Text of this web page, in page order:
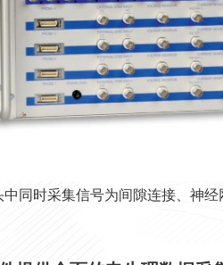
同时采集信号为间隙连接、神